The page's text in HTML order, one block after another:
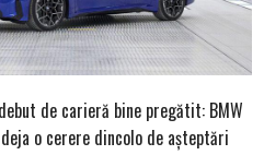
de carieră bine pregătit: BMW
o cerere dincolo de așteptări